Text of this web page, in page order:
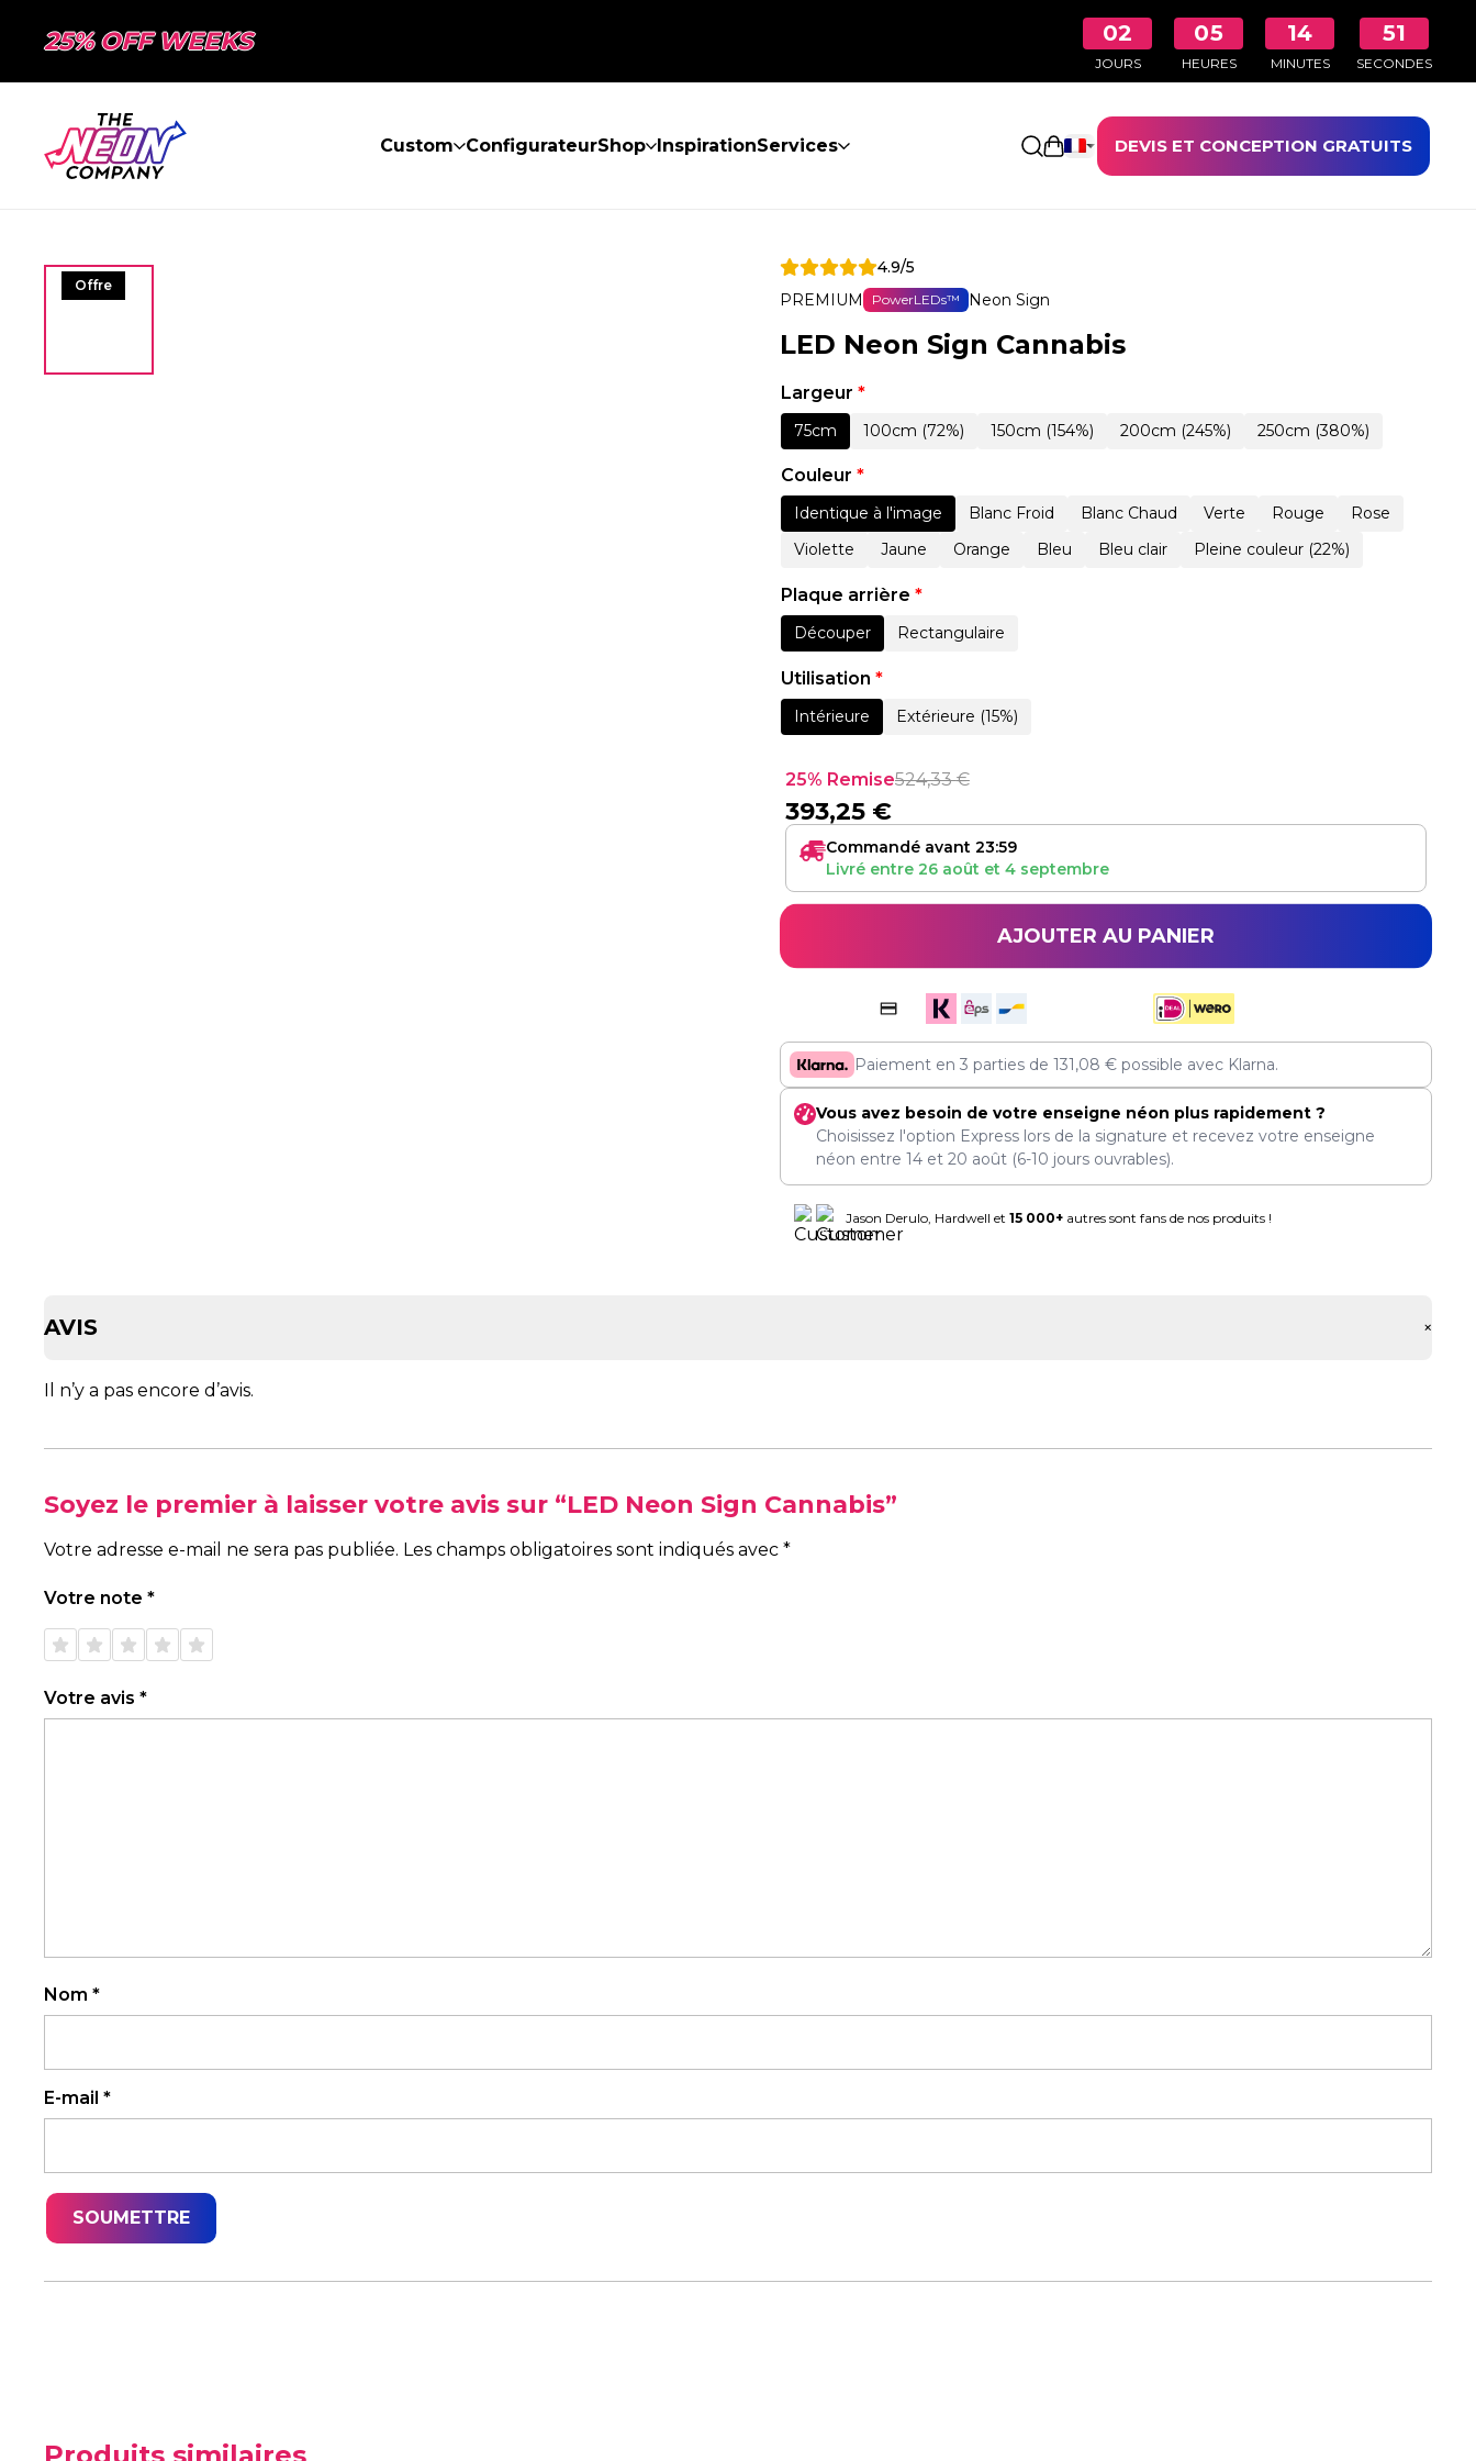
25% OFF WEEKS 02
JOURS
05
HEURES
14
MINUTES
50
SECONDES
Custom ConfigurateurShop InspirationServices Ouvrir le panierDEVIS ET CONCEPTION GRATUITS
Offre
4.9/5
PREMIUM
PowerLEDs™ Neon Sign
LED Neon Sign Cannabis
Largeur *
75cm 100cm (72%) 150cm (154%) 200cm (245%) 250cm (380%)
Couleur *
Identique à l'image Blanc Froid Blanc Chaud Verte Rouge
Rose
Violette
Jaune Orange Bleu Bleu clair Pleine couleur (22%)
Plaque arrière *
Découper Rectangulaire
Utilisation *
Intérieure Extérieure (15%)
25% Remise524,33€
393,25 €
Commandé avant 23:59
Livré entre 26 août et 4 septembre
AJOUTER AU PANIER
Paiement en 3 parties de131,08€ possible avec Klarna.
Vous avez besoin de votre enseigne néon plus rapidement ?
Choisissez l'option Express lors de la signature et recevez votre enseigne
néon entre 14et 20 août(6-10 jours ouvrables).
Jason Derulo, Hardwell et 15 000+autres sont fans de nos produits !
AVIS +
Il n’y a pas encore d’avis.
Soyez le premier à laisser votre avis sur “LED Neon Sign Cannabis”
Votre adresse e-mail ne sera pas publiée. Les champs obligatoires sont indiqués avec *
Votre note *
1 étoile
sur 5
2 étoiles
sur 5
3 étoiles
sur 5
4 étoiles
sur 5
5 étoiles
sur 5
Votre avis *
Nom *
E-mail *